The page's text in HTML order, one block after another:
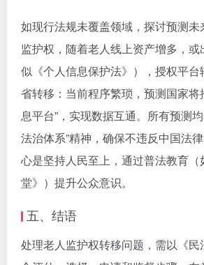
如现行法规未覆盖领域，探讨预测
监护权，随着老人线上资产增多，
似《个人信息保护法》），授权平
省转移：当前程序繁琐，预测国家将
息平台”，实现数据互通。所有预测
法治体系”精神，确保不违反中国法
心是坚持人民至上，通过普法教育
堂》）提升公众意识。
五、结语
处理老人监护权转移问题，需以《